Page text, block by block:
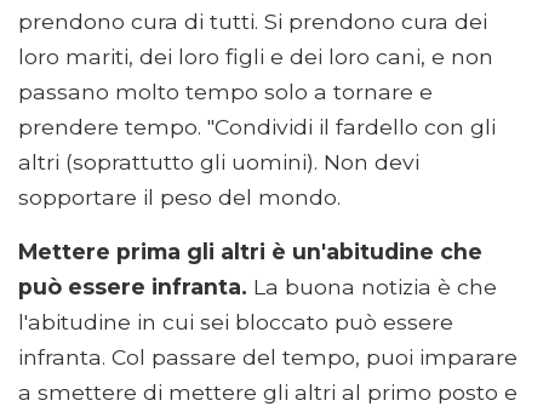
prendono cura di tutti. Si prendono cura dei
loro mariti, dei loro figli e dei loro cani, e non
passano molto tempo solo a tornare e
prendere tempo. "Condividi il fardello con gli
altri (soprattutto gli uomini). Non devi
sopportare il peso del mondo.
Mettere prima gli altri è un'abitudine che
può essere infranta. La buona notizia è che
l'abitudine in cui sei bloccato può essere
infranta. Col passare del tempo, puoi imparare
a smettere di mettere gli altri al primo posto e